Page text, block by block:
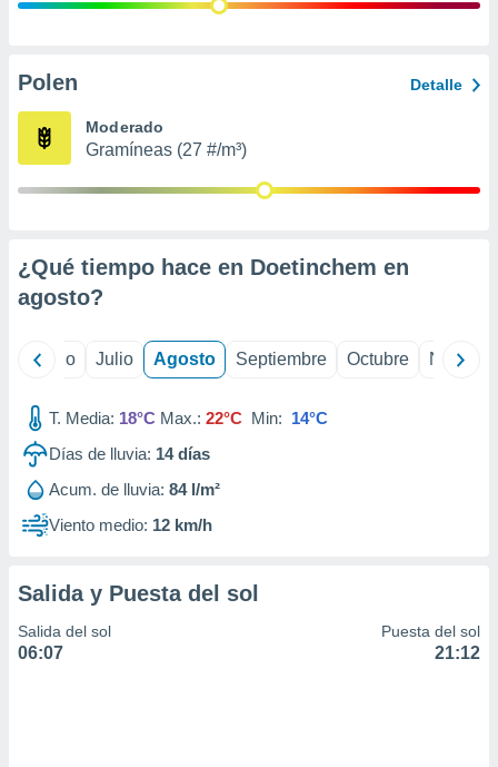
e
publicidad
Polen Detalle
Moderado
Gramíneas (27 #/m³)
¿Qué tiempo hace en Doetinchem en
agosto?
Junio Julio Agosto Septiembre Octubre
T. Media: 18°C Max.: 22°C Min: 14°C
Días de lluvia: 14días
Acum. de lluvia: 84 l/m²
Viento medio: 12 km/h
Salida y Puesta del sol
Salida del sol
06:07
Puesta del sol
21:12